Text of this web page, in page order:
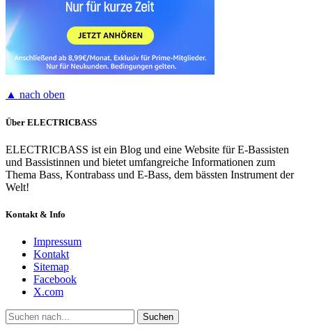
▲ nach oben
Über ELECTRICBASS
ELECTRICBASS ist ein Blog und eine Website für E-Bassisten
und Bassistinnen und bietet umfangreiche Informationen zum
Thema Bass, Kontrabass und E-Bass, dem bässten Instrument der
Welt!
Kontakt & Info
Impressum
Kontakt
Sitemap
Facebook
X.com